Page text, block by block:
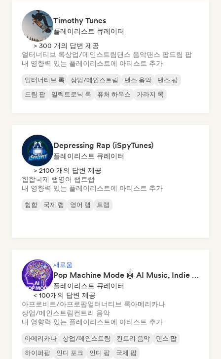
Timothy Tunes
플레이리스트 큐레이터
> 300 개의 답변 제공
얼터너티브 록상업/메인스트림댄스 음악댄스 팝드림 팝
내 영향력 있는 플레이리스트에 아티스트 추가
얼터너티브 록 상업/메인스트림 댄스 음악
댄스 팝
드림 팝
일렉트로닉 록 퓨처 하우스 가라지 록
Depressing Rap (iSpyTunes)
플레이리스트 큐레이터
> 2100 개의 답변 제공
힙합국제 랩영어 랩 트랩
내 영향력 있는 플레이리스트에 아티스트 추가
힙합 국제 랩 영어 랩 트랩
새로움
Pop Machine Mode 🤖 AI Music, Indie Pop & Dream Pop
플레이리스트 큐레이터
< 100개의 답변 제공
아프로비트/아프로팝얼터너티브 록아메리카나
상업/메인스트림컨트리 음악
내 영향력 있는 플레이리스트에 아티스트 추가
아메리카나 상업/메인스트림 컨트리 음악
댄스 팝
하이퍼팝
인디 포크 인디 팝 국제 팝